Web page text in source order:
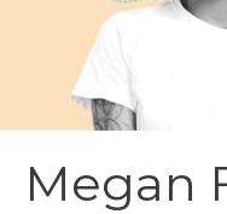
Megan